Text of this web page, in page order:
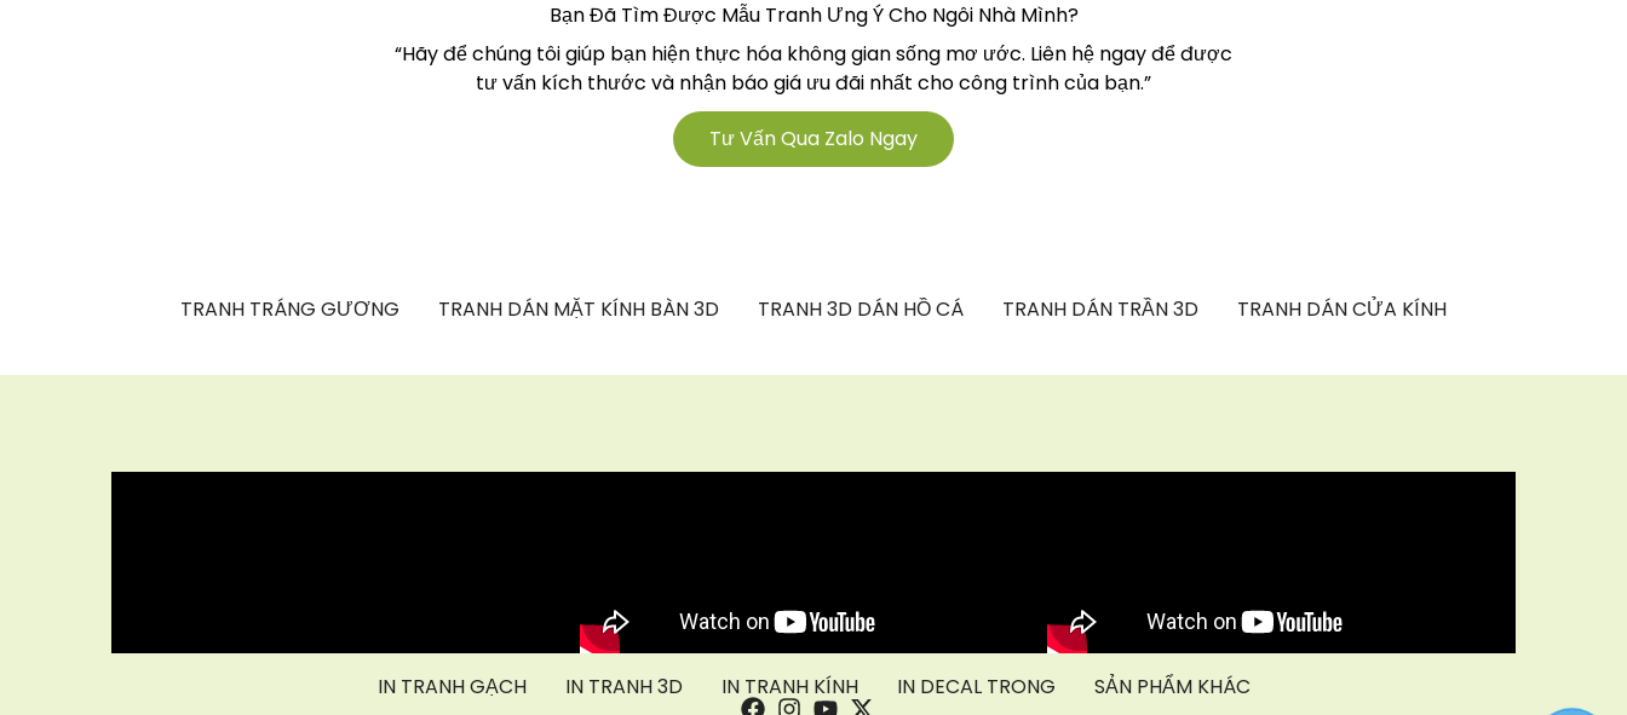
Bạn Đã Tìm Được Mẫu Tranh Ưng Ý Cho Ngôi Nhà Mình?
“Hãy để chúng tôi giúp bạn hiện thực hóa không gian sống mơ ước. Liên hệ ngay để được
tư vấn kích thước và nhận báo giá ưu đãi nhất cho công trình của bạn.”
Tư Vấn Qua Zalo Ngay
TRANH TRÁNG GƯƠNG TRANH DÁN MẶT KÍNH BÀN 3D TRANH 3D DÁN HỒ CÁ TRANH DÁN TRẦN 3D TRANH DÁN CỬA KÍNH
IN TRANH GẠCH IN TRANH 3D IN TRANH KÍNH IN DECAL TRONG SẢN PHẨM KHÁC